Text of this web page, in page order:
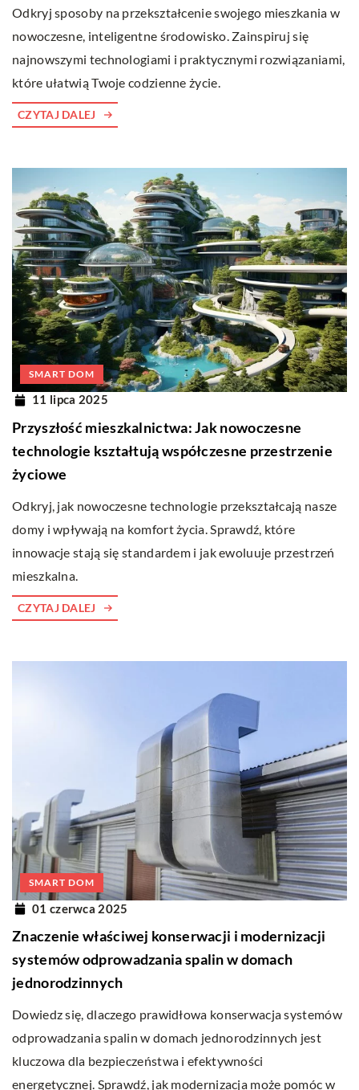
Odkryj sposoby na przekształcenie swojego mieszkania w
nowoczesne, inteligentne środowisko. Zainspiruj się
najnowszymi technologiami i praktycznymi rozwiązaniami,
które ułatwią Twoje codzienne życie.
CZYTAJ DALEJ
SMART DOM
11 lipca 2025
Przyszłość mieszkalnictwa: Jak nowoczesne
technologie kształtują współczesne przestrzenie
życiowe
Odkryj, jak nowoczesne technologie przekształcają nasze
domy i wpływają na komfort życia. Sprawdź, które
innowacje stają się standardem i jak ewoluuje przestrzeń
mieszkalna.
CZYTAJ DALEJ
SMART DOM
01 czerwca 2025
Znaczenie właściwej konserwacji i modernizacji
systemów odprowadzania spalin w domach
jednorodzinnych
Dowiedz się, dlaczego prawidłowa konserwacja systemów
odprowadzania spalin w domach jednorodzinnych jest
kluczowa dla bezpieczeństwa i efektywności
energetycznej. Sprawdź, jak modernizacja może pomóc w